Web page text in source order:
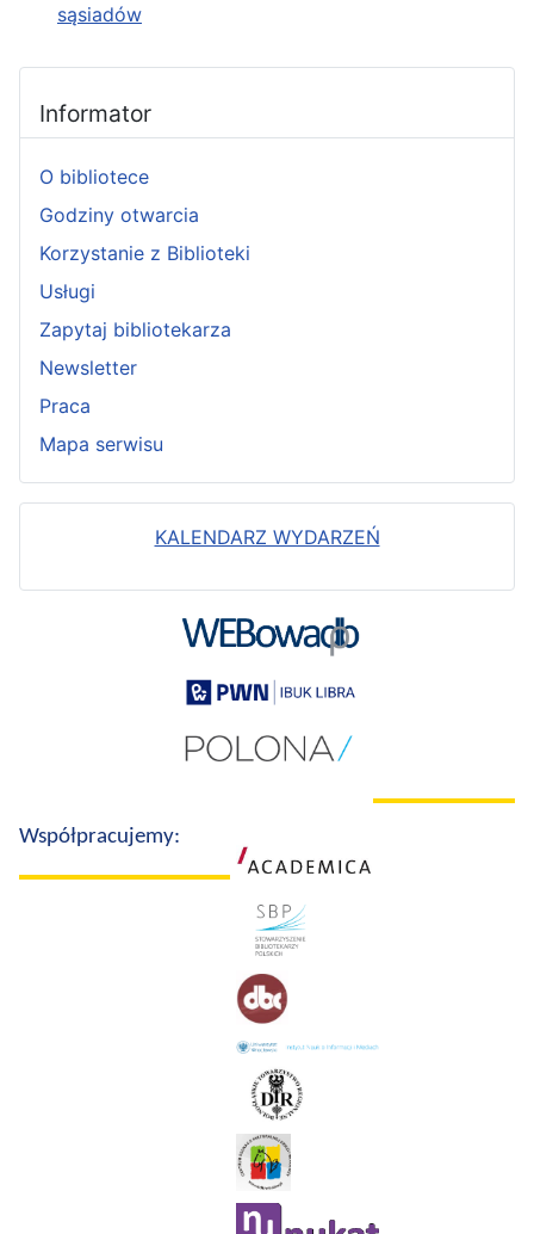
Informator
O bibliotece
Godziny otwarcia
Korzystanie z Biblioteki
Usługi
Zapytaj bibliotekarza
Newsletter
Praca
Mapa serwisu
KALENDARZ WYDARZEŃ
sąsiadów
Współpracujemy: